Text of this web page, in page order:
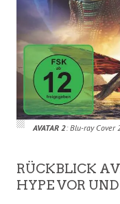
AVATAR 2: Blu-ray Cover
RÜCKBLICK
HYPE VOR